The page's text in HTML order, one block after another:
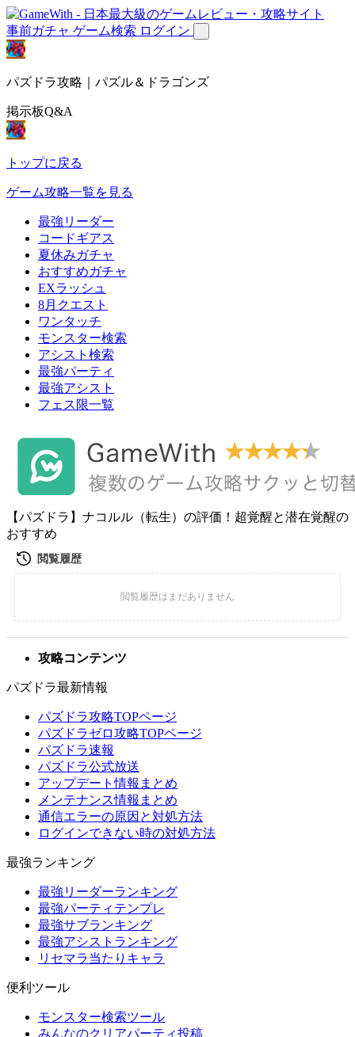
事前ガチャ ゲーム検索 ログイン
パズドラ攻略｜パズル＆ドラゴンズ
掲示板Q&A
トップに戻る
ゲーム攻略一覧を見る
最強リーダー
コードギアス
夏休みガチャ
おすすめガチャ
EXラッシュ
8月クエスト
ワンタッチ
モンスター検索
アシスト検索
最強パーティ
最強アシスト
フェス限一覧
【パズドラ】ナコルル（転生）の評価！超覚醒と潜在覚醒の
おすすめ
攻略コンテンツ
パズドラ最新情報
パズドラ攻略TOPページ
パズドラゼロ攻略TOPページ
パズドラ速報
パズドラ公式放送
アップデート情報まとめ
メンテナンス情報まとめ
通信エラーの原因と対処方法
ログインできない時の対処方法
最強ランキング
最強リーダーランキング
最強パーティテンプレ
最強サブランキング
最強アシストランキング
リセマラ当たりキャラ
便利ツール
モンスター検索ツール
みんなのクリアパーティ投稿